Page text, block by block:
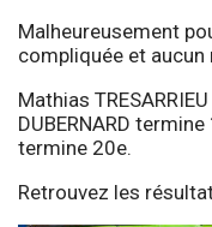
Malheureusement
compliquée et aucun
Mathias
DUBERNARD
termine 20e.
Retrouvez les